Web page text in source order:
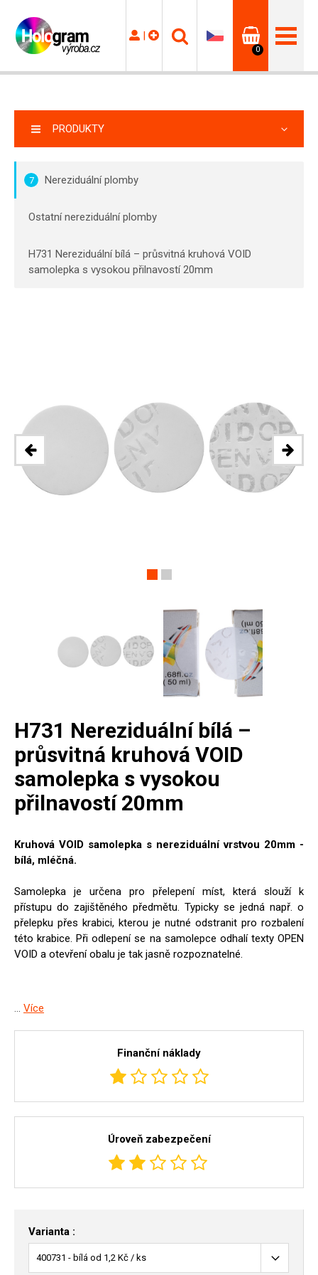
|
0
PRODUKTY
7 Nereziduální plomby
Ostatní nereziduální plomby
H731 Nereziduální bílá – průsvitná kruhová VOID
samolepka s vysokou přilnavostí 20mm
H731 Nereziduální bílá –
průsvitná kruhová VOID
samolepka s vysokou
přilnavostí 20mm
Kruhová VOID samolepka s nereziduální vrstvou 20mm -
bílá, mléčná.
Samolepka je určena pro přelepení míst, která slouží k
přístupu do zajištěného předmětu. Typicky se jedná např. o
přelepku přes krabici, kterou je nutné odstranit pro rozbalení
této krabice. Při odlepení se na samolepce odhalí texty OPEN
VOID a otevření obalu je tak jasně rozpoznatelné.
... Více
Finanční náklady
Úroveň zabezpečení
Varianta :